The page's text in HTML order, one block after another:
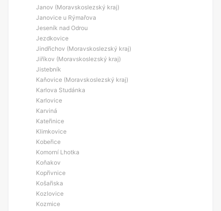
Janov (Moravskoslezský kraj)
Janovice u Rýmařova
Jeseník nad Odrou
Jezdkovice
Jindřichov (Moravskoslezský kraj)
Jiříkov (Moravskoslezský kraj)
Jistebník
Kaňovice (Moravskoslezský kraj)
Karlova Studánka
Karlovice
Karviná
Kateřinice
Klimkovice
Kobeřice
Komorní Lhotka
Koňakov
Kopřivnice
Košařiska
Kozlovice
Kozmice